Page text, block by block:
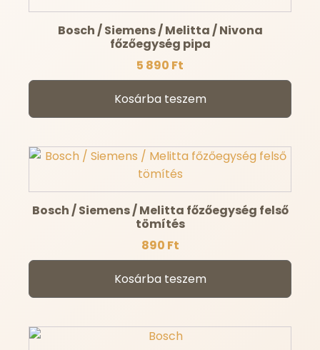
Bosch / Siemens / Melitta / Nivona
főzőegység pipa
5 890 Ft
Kosárba teszem
Bosch / Siemens / Melitta főzőegység felső
tömítés
890 Ft
Kosárba teszem